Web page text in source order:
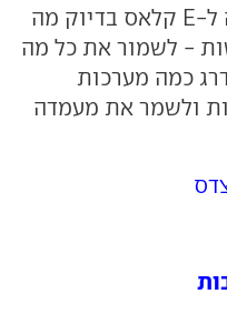
לבסוף מתיחת הפנים עשתה ל-E קלאס בדיוק מה
- לשמור את כל מה
כמה מערכות
ולשמר את מעמדה